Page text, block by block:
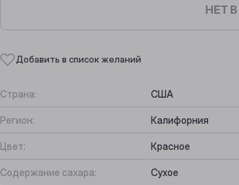
НЕТ
Добавить в список желаний
Страна: США
Регион: Калифорния
Цвет: Красное
Содержание сахара: Сухое